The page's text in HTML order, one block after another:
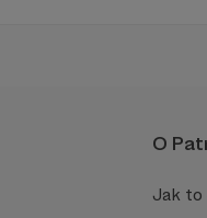
O
Jak to